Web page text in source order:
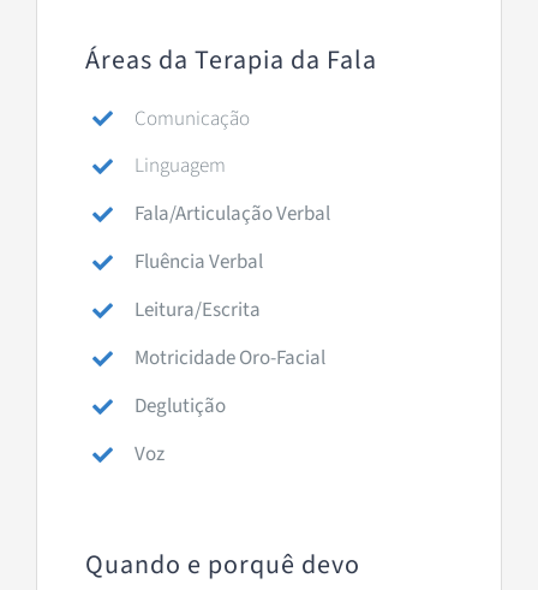
Áreas da Terapia da Fala
Comunicação
Linguagem
Fala/Articulação Verbal
Fluência Verbal
Leitura/Escrita
Motricidade Oro-Facial
Deglutição
Voz
Quando e porquê devo